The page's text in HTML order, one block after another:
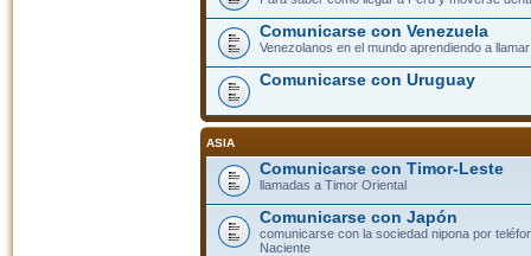
Comunicarse con Venezuela
Venezolanos en el mundo aprendiendo a
Comunicarse con Uruguay
ASIA
Comunicarse con Timor-Leste
llamadas a Timor Oriental
Comunicarse con Japón
comunicarse con la sociedad nipona por
Naciente